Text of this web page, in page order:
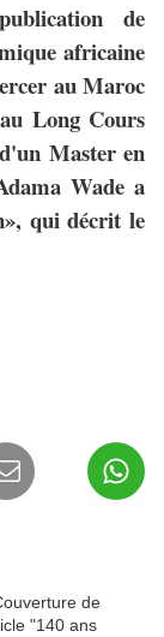
de
africaine
au Maroc
Long Cours
Master en
Wade a
qui décrit le